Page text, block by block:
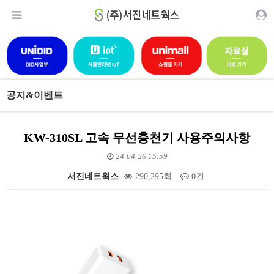
공지&이벤트
KW-310SL 고속 무선충천기 사용주의사항
24-04-26 15:59
서진네트웍스 290,295회 0건